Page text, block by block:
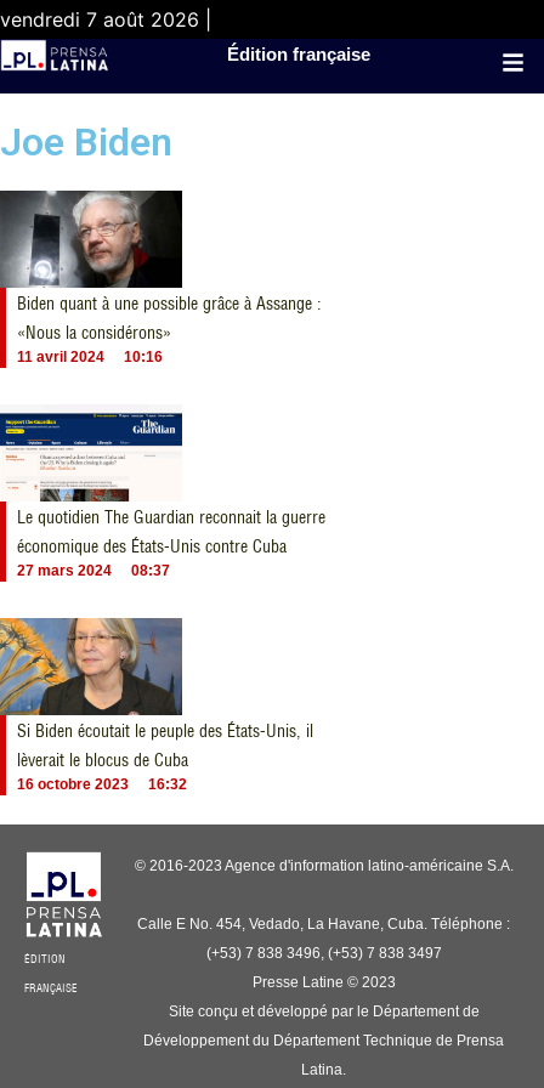
vendredi 7 août 2026 |
Édition française
Joe Biden
Biden quant à une possible grâce à Assange :
«Nous la considérons»
11 avril 2024 10:16
Le quotidien The Guardian reconnait la guerre
économique des États-Unis contre Cuba
27 mars 2024 08:37
Si Biden écoutait le peuple des États-Unis, il
lèverait le blocus de Cuba
16 octobre 2023 16:32
ÉDITION
FRANÇAISE
© 2016-2023 Agence d'information latino-américaine S.A.
Calle E No. 454, Vedado, La Havane, Cuba. Téléphone :
(+53) 7 838 3496, (+53) 7 838 3497
Presse Latine © 2023
Site conçu et développé par le Département de
Développement du Département Technique de Prensa
Latina.